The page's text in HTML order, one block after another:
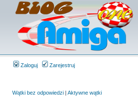
Zaloguj Zarejestruj
Wątki bez odpowiedzi | Aktywne wątki